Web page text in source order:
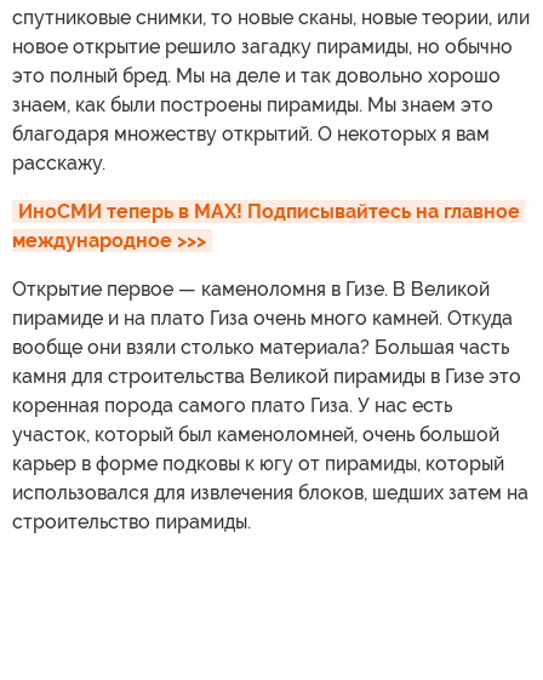
спутниковые снимки, то новые сканы, новые теории, или
новое открытие решило загадку пирамиды, но обычно
это полный бред. Мы на деле и так довольно хорошо
знаем, как были построены пирамиды. Мы знаем это
благодаря множеству открытий. О некоторых я вам
расскажу.
ИноСМИ теперь в MAX! Подписывайтесь на главное
международное >>>
Открытие первое — каменоломня в Гизе. В Великой
пирамиде и на плато Гиза очень много камней. Откуда
вообще они взяли столько материала? Большая часть
камня для строительства Великой пирамиды в Гизе это
коренная порода самого плато Гиза. У нас есть
участок, который был каменоломней, очень большой
карьер в форме подковы к югу от пирамиды, который
использовался для извлечения блоков, шедших затем на
строительство пирамиды.